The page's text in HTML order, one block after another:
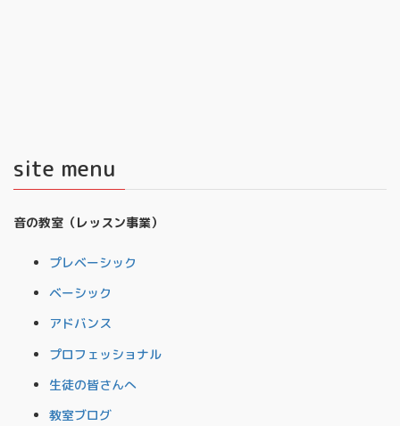
site menu
音の教室（レッスン事業）
プレベーシック
ベーシック
アドバンス
プロフェッショナル
生徒の皆さんへ
教室ブログ